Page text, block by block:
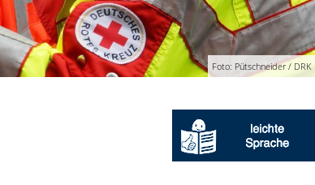
Foto: Pütschneider / DRK